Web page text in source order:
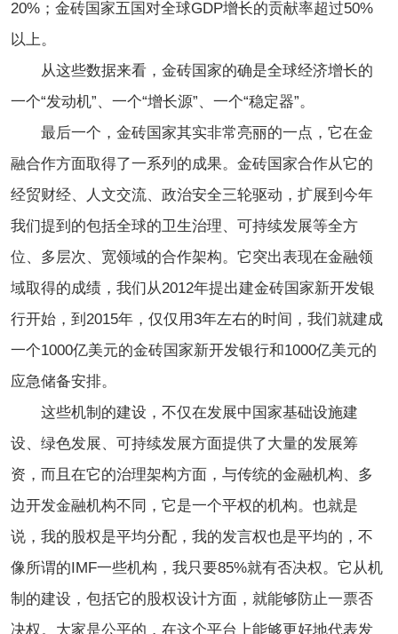
20%；金砖国家五国对全球GDP增长的贡献率超过50%
以上。
从这些数据来看，金砖国家的确是全球经济增长的
一个“发动机”、一个“增长源”、一个“稳定器”。
最后一个，金砖国家其实非常亮丽的一点，它在金
融合作方面取得了一系列的成果。金砖国家合作从它的
经贸财经、人文交流、政治安全三轮驱动，扩展到今年
我们提到的包括全球的卫生治理、可持续发展等全方
位、多层次、宽领域的合作架构。它突出表现在金融领
域取得的成绩，我们从2012年提出建金砖国家新开发银
行开始，到2015年，仅仅用3年左右的时间，我们就建成
一个1000亿美元的金砖国家新开发银行和1000亿美元的
应急储备安排。
这些机制的建设，不仅在发展中国家基础设施建
设、绿色发展、可持续发展方面提供了大量的发展筹
资，而且在它的治理架构方面，与传统的金融机构、多
边开发金融机构不同，它是一个平权的机构。也就是
说，我的股权是平均分配，我的发言权也是平均的，不
像所谓的IMF一些机构，我只要85%就有否决权。它从机
制的建设，包括它的股权设计方面，就能够防止一票否
决权。大家是公平的，在这个平台上能够更好地代表发